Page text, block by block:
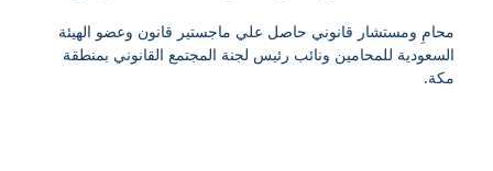
محامِ ومستشار قانوني حاصل علي ماجستير قانون وعضو الهيئة
السعودية للمحامين ونائب رئيس لجنة المجتمع القانوني بمنطقة
مكة.